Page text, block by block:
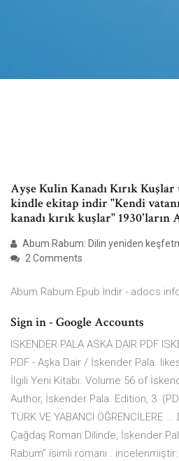
Ayşe Kulin Kanadı Kırık
kindle ekitap indir "Kendi
kanadı kırık kuşlar" 1930'ların
Abum Rabum: Dilin yeniden
2 Comments
Abum Rabum Epub Indir -
Sign in - Google Accounts
ISKENDER PALA ASKA DAIR PDF
PDF - Aşka Dair / İskender Pala.
İlgili Yeni Kitabı. Volume 56 of
Author, İskender Pala. Edition, 3.
TÜRK VE YABANCI ÖĞRENCİLERE
Çağdaş Roman Dilinde, İskender
Rabum” isimli romanı .